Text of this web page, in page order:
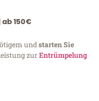
ab 150€
und starten Sie
zurEntrümpelung